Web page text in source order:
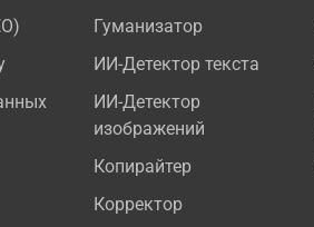
Гуманизатор
ИИ-Детектор текста
ИИ-Детектор
изображений
Копирайтер
Корректор